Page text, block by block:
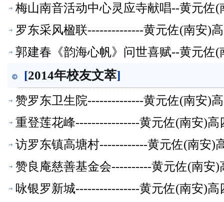
梅山南音活动中心灵应寺献唱--黄元佐
罗东采风楹联--------------黄元佐(南安)
郭建春《韵海心帆》问世喜赋--黄元佐
[2014年校友文萃]
赞罗东卫生院--------------黄元佐(南安)
重登莲花峰----------------黄元佐(南安)
访罗东镇高塘村------------黄元佐(南安)
赞良庵慈善基金会----------黄元佐(南安
咏银罗新城----------------黄元佐(南安)